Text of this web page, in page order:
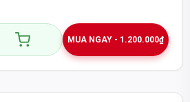
1 Lít
MUA NGAY - 1.200.000₫